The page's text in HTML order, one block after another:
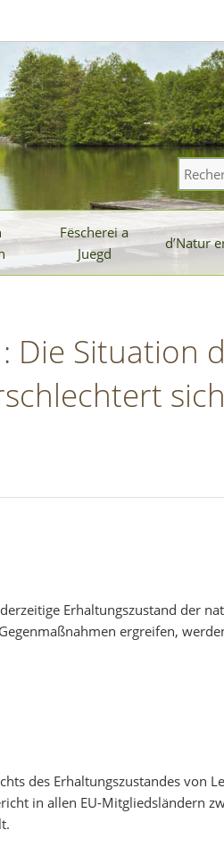
Fëscherei a
Juegd
d’Natur
sur
le
site
Die Situation
Erhaltungszustand der
ergreifen,
des Erhaltungszustandes von
in allen EU-Mitgliedsländern